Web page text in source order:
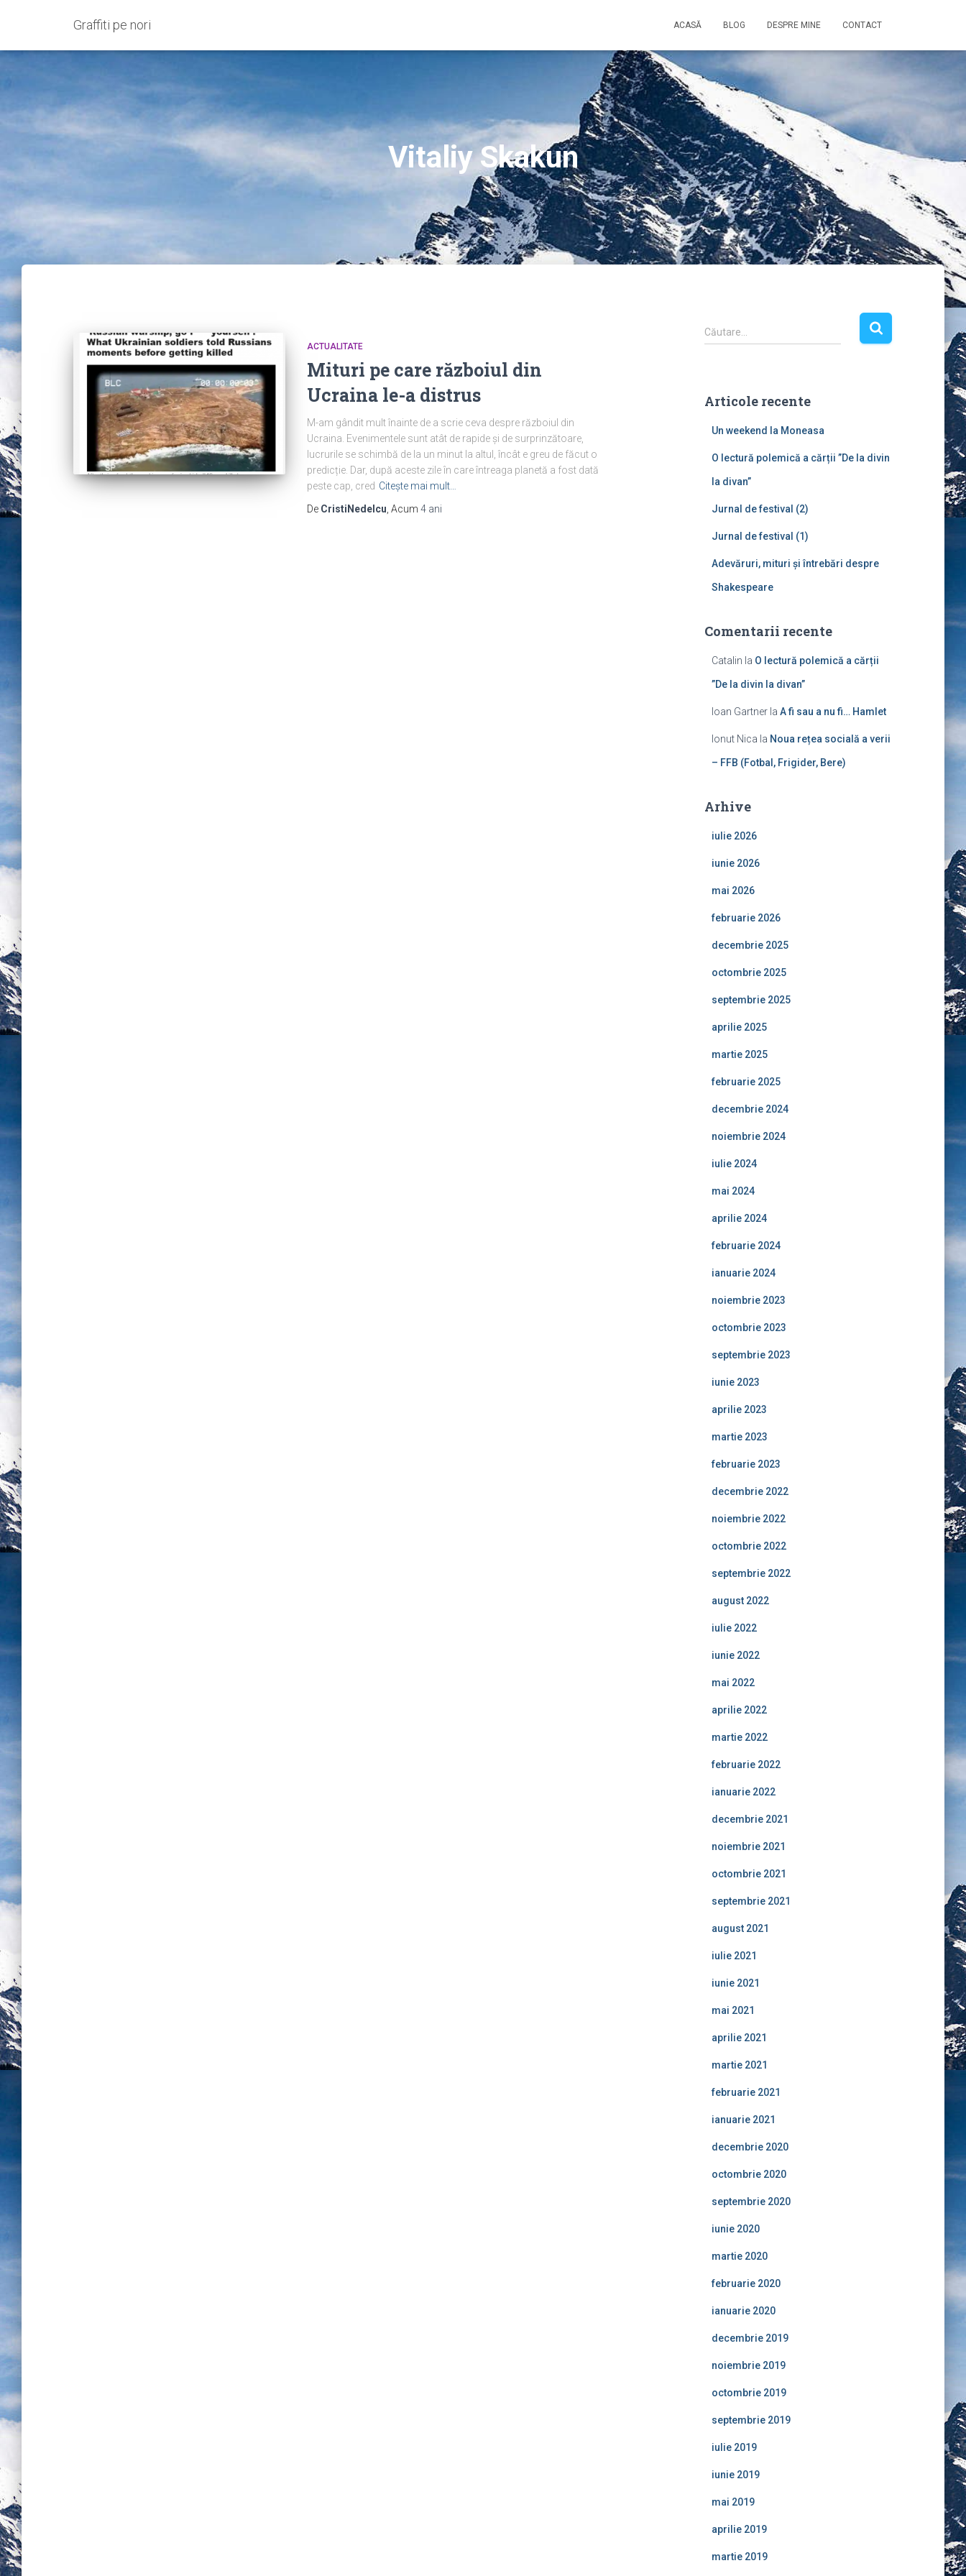
Graffiti pe nori ACASĂ BLOG DESPRE MINE CONTACT
Vitaliy Skakun
ACTUALITATE
Mituri pe care războiul din
Ucraina le-a distrus
M-am gândit mult înainte de a scrie ceva despre războiul din
Ucraina. Evenimentele sunt atât de rapide și de surprinzătoare,
lucrurile se schimbă de la un minut la altul, încât e greu de făcut o
predicție. Dar, după aceste zile în care întreaga planetă a fost dată
peste cap, cred Citește mai mult…
De CristiNedelcu , Acum 4 ani
C
a
d
Căutare…
Articole recente
Un weekend la Moneasa
O lectură polemică a cărții ”De la divin
la divan”
Jurnal de festival (2)
Jurnal de festival (1)
Adevăruri, mituri și întrebări despre
Shakespeare
Comentarii recente
Catalin la O lectură polemică a cărții
”De la divin la divan”
Ioan Gartnerla A fi sau a nu fi… Hamlet
Ionut Nica la Noua rețea socială a verii
– FFB (Fotbal, Frigider, Bere)
Arhive
iulie 2026
iunie 2026
mai 2026
februarie 2026
decembrie 2025
octombrie 2025
septembrie 2025
aprilie 2025
martie 2025
februarie 2025
decembrie 2024
noiembrie 2024
iulie 2024
mai 2024
aprilie 2024
februarie 2024
ianuarie 2024
noiembrie 2023
octombrie 2023
septembrie 2023
iunie 2023
aprilie 2023
martie 2023
februarie 2023
decembrie 2022
noiembrie 2022
octombrie 2022
septembrie 2022
august 2022
iulie 2022
iunie 2022
mai 2022
aprilie 2022
martie 2022
februarie 2022
ianuarie 2022
decembrie 2021
noiembrie 2021
octombrie 2021
septembrie 2021
august 2021
iulie 2021
iunie 2021
mai 2021
aprilie 2021
martie 2021
februarie 2021
ianuarie 2021
decembrie 2020
octombrie 2020
septembrie 2020
iunie 2020
martie 2020
februarie 2020
ianuarie 2020
decembrie 2019
noiembrie 2019
octombrie 2019
septembrie 2019
iulie 2019
iunie 2019
mai 2019
aprilie 2019
martie 2019